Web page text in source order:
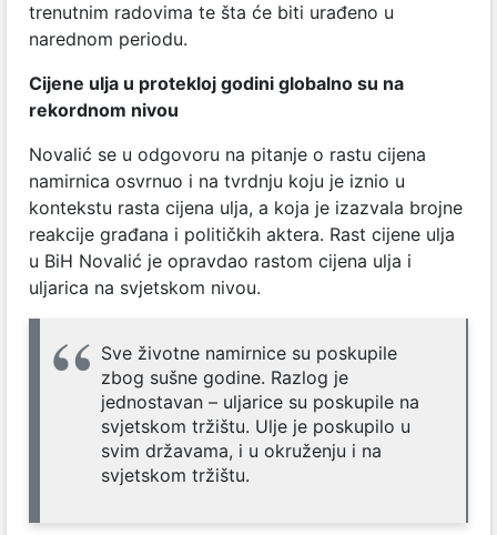
trenutnim radovima te šta će biti urađeno u
narednom periodu.
Cijene ulja u protekloj godini globalno su na
rekordnom nivou
Novalić se u odgovoru na pitanje o rastu cijena
namirnica osvrnuo i na tvrdnju koju je iznio u
kontekstu rasta cijena ulja, a koja je izazvala brojne
reakcije građana i političkih aktera. Rast cijene ulja
u BiH Novalić je opravdao rastom cijena ulja i
uljarica na svjetskom nivou.
Sve životne namirnice su poskupile
zbog sušne godine. Razlog je
jednostavan – uljarice su poskupile na
svjetskom tržištu. Ulje je poskupilo u
svim državama, i u okruženju i na
svjetskom tržištu.